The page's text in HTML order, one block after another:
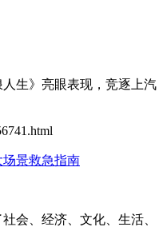
生》亮眼表现，竞逐上汽
景救急指南
会、经济、文化、生活、